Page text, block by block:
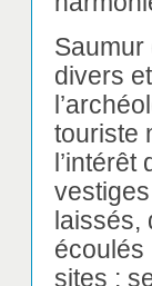
Saumur
divers
touriste
l’intérêt
laissés,
écoulés
sites ;